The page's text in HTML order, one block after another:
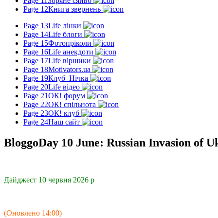
Page 12Книга звернень
Page 13Life лінки
Page 14Life блоги
Page 15Фотопріколи
Page 16Life анекдоти
Page 17Life віршики
Page 18Motivators.ua
Page 19Клуб_Нічка
Page 20Life відео
Page 21ОК! форум
Page 22ОК! спільнота
Page 23ОК! клуб
Page 24Наш сайт
BloggoDay 10 June: Russian Invasion of
Дайджест 10 червня 2026 р
(Оновлено 14:00)